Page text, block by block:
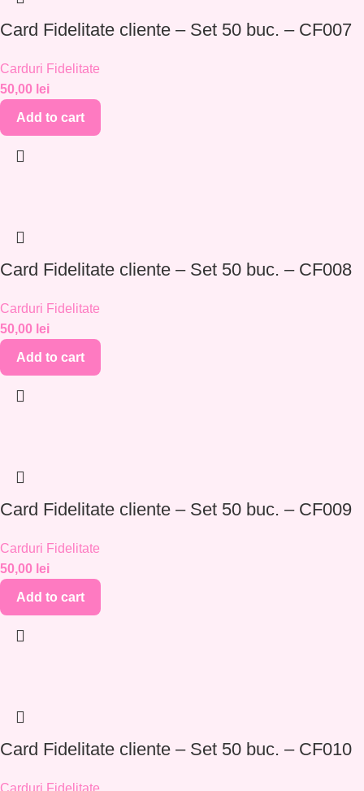
Card Fidelitate cliente – Set 50 buc. – CF007
Carduri Fidelitate
50,00 lei
Add to cart
Card Fidelitate cliente – Set 50 buc. – CF008
Carduri Fidelitate
50,00 lei
Add to cart
Card Fidelitate cliente – Set 50 buc. – CF009
Carduri Fidelitate
50,00 lei
Add to cart
Card Fidelitate cliente – Set 50 buc. – CF010
Carduri Fidelitate